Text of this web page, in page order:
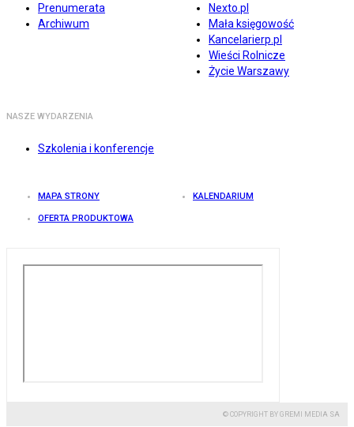
Prenumerata
Archiwum
Nexto.pl
Mała księgowość
Kancelarierp.pl
Wieści Rolnicze
Życie Warszawy
NASZE WYDARZENIA
Szkolenia i konferencje
MAPA STRONY KALENDARIUM
OFERTA PRODUKTOWA
© COPYRIGHT BY GREMI MEDIA SA